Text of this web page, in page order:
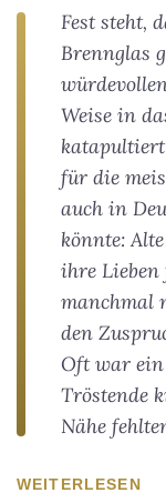
Fest steht,
Brennglas
Weise in
für die
auch in
könnte:
ihre Lieben
manchmal
den
Oft war ein
Tröstende
Nähe
WEITERLESEN